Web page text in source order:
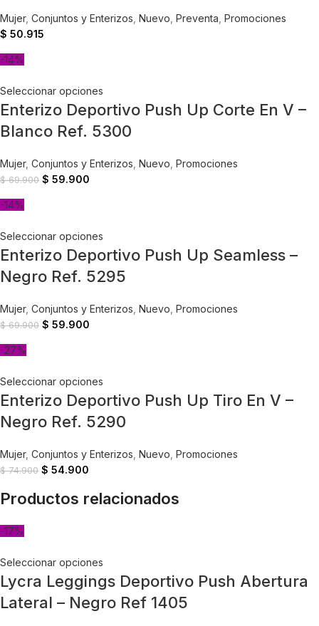
Mujer, Conjuntos y Enterizos Nuevo Preventa Promociones
$ 50.915
-14%
Seleccionar opciones
Enterizo Deportivo Push Up Corte En V –
Blanco Ref. 5300
Mujer, Conjuntos y Enterizos Nuevo Promociones
$69.900 $ 59.900
-14%
Seleccionar opciones
Enterizo Deportivo Push Up Seamless –
Negro Ref. 5295
Mujer, Conjuntos y Enterizos Nuevo Promociones
$69.900 $ 59.900
-27%
Seleccionar opciones
Enterizo Deportivo Push Up Tiro En V –
Negro Ref. 5290
Mujer, Conjuntos y Enterizos Nuevo Promociones
$74.900 $ 54.900
Productos relacionados
-17%
Seleccionar opciones
Lycra Leggings Deportivo Push Abertura
Lateral – Negro Ref 1405